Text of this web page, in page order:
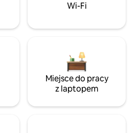
Wi-Fi
Miejsce do pracy
z laptopem